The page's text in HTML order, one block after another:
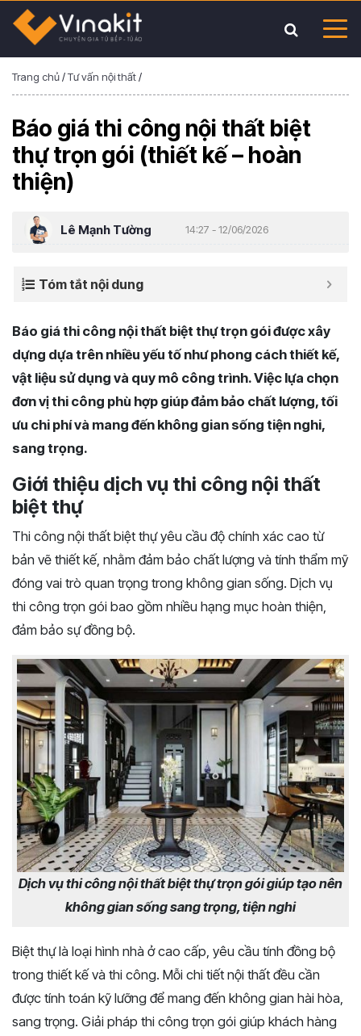
Trang chủ/Tư vấn nội thất/
Báo giá thi công nội thất biệt
thự trọn gói (thiết kế – hoàn
thiện)
Lê Mạnh Tường 14:27 - 12/06/2026
Tóm tắt nội dung
Báo giá thi công nội thất biệt thự trọn gói được xây
dựng dựa trên nhiều yếu tố như phong cách thiết kế,
vật liệu sử dụng và quy mô công trình. Việc lựa chọn
đơn vị thi công phù hợp giúp đảm bảo chất lượng, tối
ưu chi phí và mang đến không gian sống tiện nghi,
sang trọng.
Giới thiệu dịch vụ thi công nội thất
biệt thự
Thi công nội thất biệt thự yêu cầu độ chính xác cao từ
bản vẽ thiết kế, nhằm đảm bảo chất lượng và tính thẩm mỹ
đóng vai trò quan trọng trong không gian sống. Dịch vụ
thi công trọn gói bao gồm nhiều hạng mục hoàn thiện,
đảm bảo sự đồng bộ.
Dịch vụ thi công nội thất biệt thự trọn gói giúp tạo nên
không gian sống sang trọng, tiện nghi
Biệt thự là loại hình nhà ở cao cấp, yêu cầu tính đồng bộ
trong thiết kế và thi công. Mỗi chi tiết nội thất đều cần
được tính toán kỹ lưỡng để mang đến không gian hài hòa,
sang trọng. Giải pháp thi công trọn gói giúp khách hàng